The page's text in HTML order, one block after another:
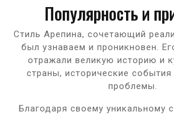
Популярность и
Стиль Арепина, сочетающий
был узнаваем и проникновен.
отражали великую историю и
страны, исторические
проблемы.
Благодаря своему уникальному